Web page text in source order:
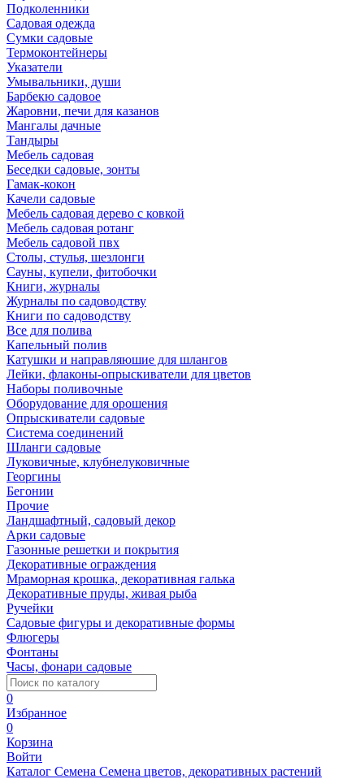
Подколенники
Садовая одежда
Сумки садовые
Термоконтейнеры
Указатели
Умывальники, души
Барбекю садовое
Жаровни, печи для казанов
Мангалы дачные
Тандыры
Мебель садовая
Беседки садовые, зонты
Гамак-кокон
Качели садовые
Мебель садовая дерево с ковкой
Мебель садовая ротанг
Мебель садовой пвх
Столы, стулья, шезлонги
Сауны, купели, фитобочки
Книги, журналы
Журналы по садоводству
Книги по садоводству
Все для полива
Капельный полив
Катушки и направляюшие для шлангов
Лейки, флаконы-опрыскиватели для цветов
Наборы поливочные
Оборудование для орошения
Опрыскиватели садовые
Система соединений
Шланги садовые
Луковичные, клубнелуковичные
Георгины
Бегонии
Прочие
Ландшафтный, садовый декор
Арки садовые
Газонные решетки и покрытия
Декоративные ограждения
Мраморная крошка, декоративная галька
Декоративные пруды, живая рыба
Ручейки
Садовые фигуры и декоративные формы
Флюгеры
Фонтаны
Часы, фонари садовые
0
Избранное
0
Корзина
Войти
Каталог Семена Семена цветов, декоративных растений